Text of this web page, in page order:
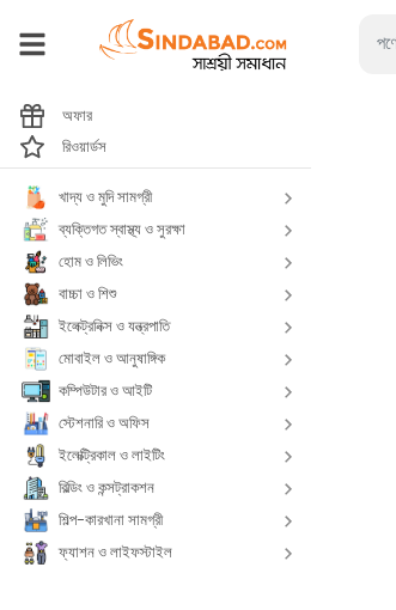
অফার
রিওয়ার্ডস
খাদ্য ও মুদি সামগ্রী
ব্যক্তিগত স্বাস্থ্য ও সুরক্ষা
হোম ও লিভিং
বাচ্চা ও শিশু
ইলেক্ট্রনিক্স ও যন্ত্রপাতি
মোবাইল ও আনুষাঙ্গিক
কম্পিউটার ও আইটি
স্টেশনারি ও অফিস
ইলেক্ট্রিকাল ও লাইটিং
বিল্ডিং ও কন্সট্রাকশন
শিল্প-কারখানা সামগ্রী
ফ্যাশন ও লাইফস্টাইল